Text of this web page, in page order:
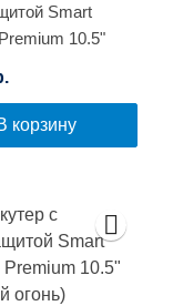
Smart
10.5"
космос)
корзину